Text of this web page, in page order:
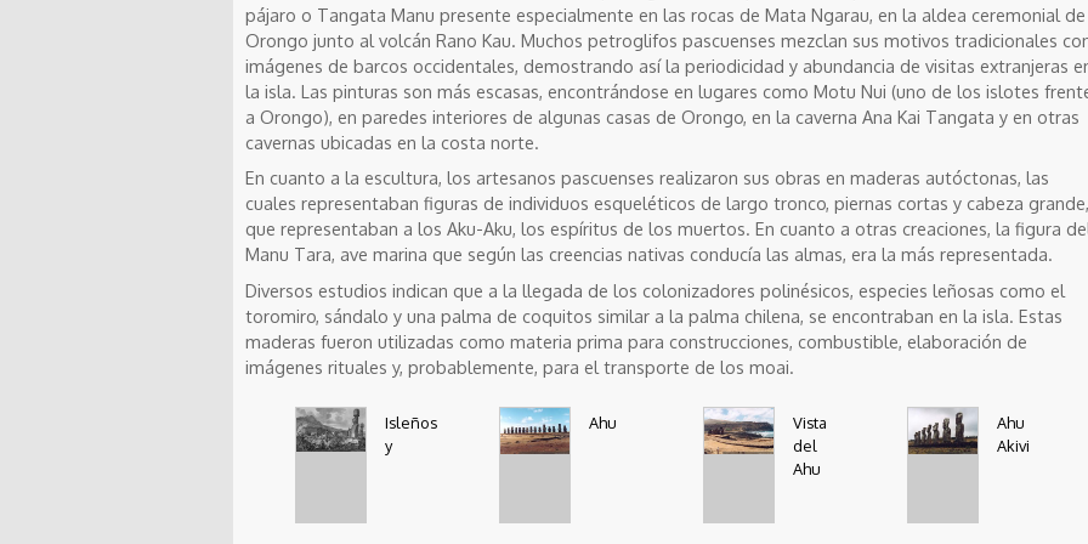
pájaro o Tangata Manu presente especialmente en las rocas de Mata Ngarau, en la aldea ceremonial de
Orongo junto al volcán Rano Kau. Muchos petroglifos pascuenses mezclan sus motivos tradicionales
imágenes de barcos occidentales, demostrando así la periodicidad y abundancia de visitas extranjeras
la isla. Las pinturas son más escasas, encontrándose en lugares como Motu Nui (uno de los islotes
a Orongo), en paredes interiores de algunas casas de Orongo, en la caverna Ana Kai Tangata y en otras
cavernas ubicadas en la costa norte.
En cuanto a la escultura, los artesanos pascuenses realizaron sus obras en maderas autóctonas, las
cuales representaban figuras de individuos esqueléticos de largo tronco, piernas cortas y cabeza grande,
que representaban a los Aku-Aku, los espíritus de los muertos. En cuanto a otras creaciones, la figura
Manu Tara, ave marina que según las creencias nativas conducía las almas, era la más representada.
Diversos estudios indican que a la llegada de los colonizadores polinésicos, especies leñosas como el
toromiro, sándalo y una palma de coquitos similar a la palma chilena, se encontraban en la isla. Estas
maderas fueron utilizadas como materia prima para construcciones, combustible, elaboración de
imágenes rituales y, probablemente, para el transporte de los moai.
Isleños
y
Ahu
Vista
del
Ahu
Ahu
Akivi